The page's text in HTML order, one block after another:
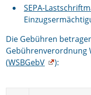
SEPA-
Die Gebühren
Gebührenverordnung
(WSBGebV ):